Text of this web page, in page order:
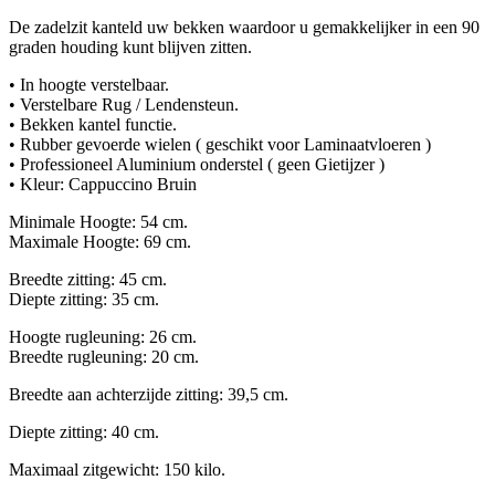
De zadelzit kanteld uw bekken waardoor u gemakkelijker in een 90
graden houding kunt blijven zitten.
• In hoogte verstelbaar.
• Verstelbare Rug / Lendensteun.
• Bekken kantel functie.
• Rubber gevoerde wielen ( geschikt voor Laminaatvloeren )
• Professioneel Aluminium onderstel ( geen Gietijzer )
• Kleur: Cappuccino Bruin
Minimale Hoogte: 54 cm.
Maximale Hoogte: 69 cm.
Breedte zitting: 45 cm.
Diepte zitting: 35 cm.
Hoogte rugleuning: 26 cm.
Breedte rugleuning: 20 cm.
Breedte aan achterzijde zitting: 39,5 cm.
Diepte zitting: 40 cm.
Maximaal zitgewicht: 150 kilo.